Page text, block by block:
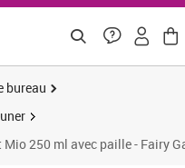
bureau
250 ml avec paille - Fairy